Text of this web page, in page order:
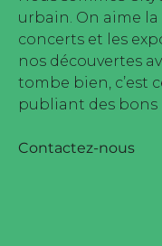
urbain. On aime
concerts et les
nos découvertes
tombe bien, c’est
publiant des bons
Contactez-nous